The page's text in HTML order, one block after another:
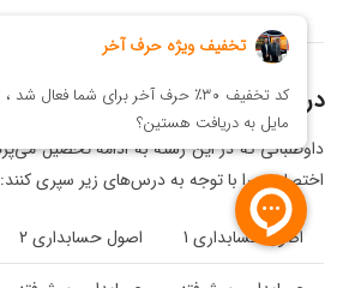
دروس اختصاصی
اختصاصی را با توجه به درس‌های زیر سپری کنند:
اصول حسابداری 1 اصول حسابداری 2